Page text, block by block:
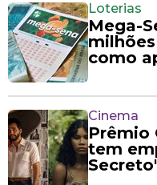
Loterias
Mega-
como
Cinema
Prêmio
tem